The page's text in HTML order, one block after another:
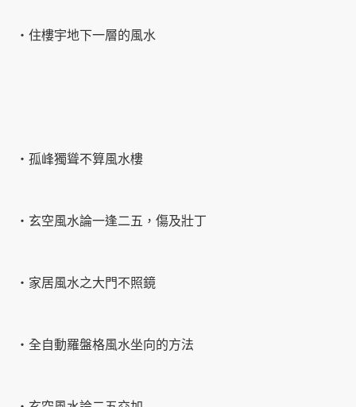
‧住樓宇地下一層的風水
‧孤峰獨聳不算風水樓
‧玄空風水論一逢二五，傷及壯丁
‧家居風水之大門不照鏡
‧全自動羅盤格風水坐向的方法